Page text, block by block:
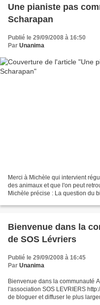
Une pianiste pas
Scharapan
Publié le 29/09/2008 à 16:50
Par Unanima
Merci à Michèle qui intervient
des animaux et que l'on peut
Michèle précise : La question du
Bienvenue dans la
de SOS Lévriers
Publié le 29/09/2008 à 16:45
Par Unanima
Bienvenue dans la communauté
l'association SOS LEVRIERS
de bloguer et diffuser le plus